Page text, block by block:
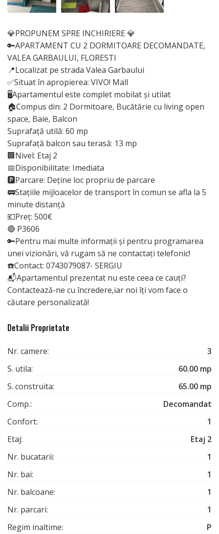
💎PROPUNEM SPRE INCHIRIERE 💎
🔑APARTAMENT CU 2 DORMITOARE DECOMANDATE,
VALEA GARBAULUI, FLORESTI
📍Localizat pe strada Valea Garbaului
✅Situat în apropierea: VIVO! Mall
🖥Apartamentul este complet mobilat și utilat
🏠Compus din: 2 Dormitoare, Bucătărie cu living open
space, Baie, Balcon
Suprafață utilă: 60 mp
Suprafață balcon sau terasă: 13 mp
🏢Nivel: Etaj 2
📅Disponibilitate: Imediata
🅿️Parcare: Deține loc propriu de parcare
🚃Stațiile mijloacelor de transport în comun se afla la 5
minute distanță
💶Preț: 500€
🔴 P3606
🔑Pentru mai multe informații și pentru programarea
unei vizionări, vă rugam să ne contactați telefonic!
☎️Contact: 0743079087- SERGIU
📬Apartamentul prezentat nu este ceea ce cauți?
Contactează-ne cu încredere,iar noi îți vom face o
căutare personalizată!
Detalii Proprietate
Nr. camere:
3
S. utila:
60.00 mp
S. construita:
65.00 mp
Comp.:
Decomandat
Confort:
1
Etaj:
Etaj 2
Nr. bucatarii:
1
Nr. bai:
1
Nr. balcoane:
1
Nr. parcari:
1
Regim inaltime:
P